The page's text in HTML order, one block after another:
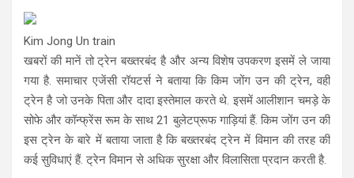
Kim Jong Un train
खबरों की मानें तो ट्रेन बख्तरबंद है और अन्य विशेष उपकरण इसमें ले जाया
गया है. समाचार एजेंसी रॉयटर्स ने बताया कि किम जोंग उन की ट्रेन, वही
ट्रेन है जो उनके पिता और दादा इस्तेमाल करते थे. इसमें आलीशान चमड़े के
सोफे और कॉन्फ्रेंस रूम के साथ 21 बुलेटप्रूफ गाड़ियां हैं. किम जोंग उन की
इस ट्रेन के बारे में बताया जाता है कि बख्तरबंद ट्रेन में विमान की तरह की
कई सुविधाएं हैं. ट्रेन विमान से अधिक सुरक्षा और विलासिता प्रदान करती है.